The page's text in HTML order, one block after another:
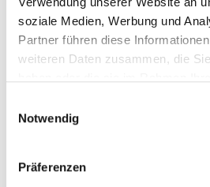
soziale Medien, Werbung und
Partner führen diese
weiteren Daten zusammen, die
Notwendig
Präferenzen